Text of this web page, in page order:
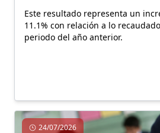
Este resultado representa un
11.1% con relación a lo
periodo del año anterior.
24/07/2026